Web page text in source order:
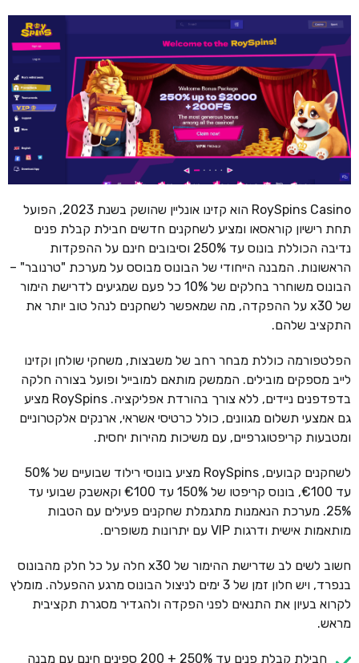
RoySpins Casino הוא קזינו אונליין שהושק בשנת 2023, הפועל
תחת רישיון קוראסאו ומציע לשחקנים חדשים חבילת קבלת פנים
נדיבה הכוללת בונוס עד 250% וסיבובים חינם על ההפקדות
הראשונות. המבנה הייחודי של הבונוס מבוסס על מערכת "טרנובר" –
הבונוס משוחרר בחלקים של 10% כל פעם שמגיעים לדרישת הימור
של x30 על ההפקדה, מה שמאפשר לשחקנים לנהל טוב יותר את
התקציב שלהם.
הפלטפורמה כוללת מבחר רחב של משבצות, משחקי שולחן וקזינו
לייב מספקים מובילים. הממשק מותאם למובייל ופועל בצורה חלקה
בדפדפנים ניידים, ללא צורך בהורדת אפליקציה. RoySpins מציע
גם אמצעי תשלום מגוונים, כולל כרטיסי אשראי, ארנקים אלקטרוניים
ומטבעות קריפטוגרפיים, עם משיכות מהירות יחסית.
לשחקנים קבועים, RoySpins מציע בונוסי רילוד שבועיים של 50%
עד €100, בונוס קריפטו של 150% עד €100 וקאשבק שבועי עד
25%. מערכת הנאמנות מתגמלת שחקנים פעילים עם הטבות
מותאמות אישית ודרגות VIP עם יתרונות משופרים.
חשוב לשים לב שדרישת ההימור של x30 חלה על כל חלק מהבונוס
בנפרד, ויש חלון זמן של 3 ימים לניצול הבונוס מרגע ההפעלה. מומלץ
לקרוא בעיון את התנאים לפני הפקדה ולהגדיר מסגרת תקציבית
מראש.
חבילת קבלת פנים עד 250% + 200 ספינים חינם עם מבנה